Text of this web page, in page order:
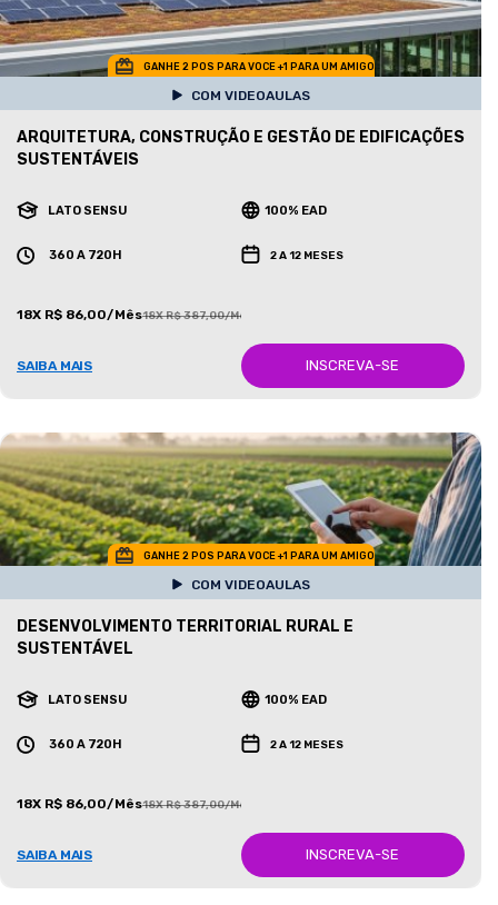
GANHE 2 POS PARA VOCE +1 PARA UM AMIGO
COM VIDEOAULAS
ARQUITETURA, CONSTRUÇÃO E GESTÃO DE EDIFICAÇÕES
SUSTENTÁVEIS
LATO SENSU 100% EAD
360 A 720H 2 A 12 MESES
18X R$ 86,00/Mês18X R$ 387,00/Mês
SAIBA MAIS INSCREVA-SE
GANHE 2 POS PARA VOCE +1 PARA UM AMIGO
COM VIDEOAULAS
DESENVOLVIMENTO TERRITORIAL RURAL E
SUSTENTÁVEL
LATO SENSU 100% EAD
360 A 720H 2 A 12 MESES
18X R$ 86,00/Mês18X R$ 387,00/Mês
SAIBA MAIS INSCREVA-SE